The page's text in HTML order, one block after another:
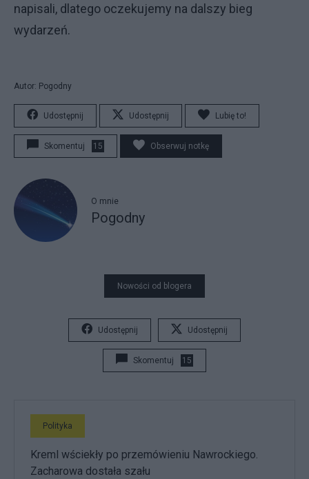
napisali, dlatego oczekujemy na dalszy bieg
wydarzeń.
Autor: Pogodny
Udostępnij Udostępnij Lubię to!
Skomentuj 15 Obserwuj notkę
O mnie
Pogodny
Nowości od blogera
Udostępnij Udostępnij
Skomentuj 15
Polityka
Kreml wściekły po przemówieniu Nawrockiego.
Zacharowa dostała szału